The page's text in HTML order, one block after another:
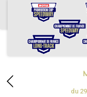
ACCUEIL
CALENDRIER
du